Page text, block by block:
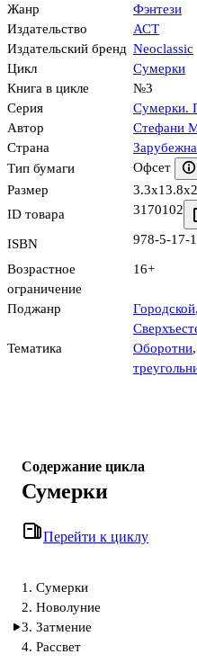
Жанр
Фэнтези
Издательство
АСТ
Издательский бренд Neoclassic
Цикл
Сумерки
Книга в цикле
№3
Серия
Сумерки.
Автор
Стефани
Страна
Тип бумаги
Офсет
Размер
ID товара
3170102
ISBN 978-5-17-
Возрастное
ограничение
16+
Поджанр Городской,
Тематика
Оборотни,
Содержание цикла
Сумерки
Перейти к циклу
1. Сумерки
2. Новолуние
3. Затмение
4. Рассвет